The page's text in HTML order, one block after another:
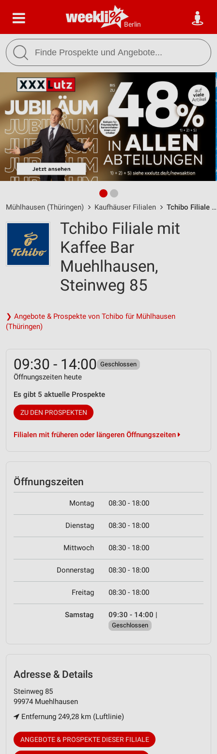
Berlin
Mühlhausen (Thüringen) Kaufhäuser Filialen Tchibo Filiale mit Kaffee Bar Muehlhausen / Steinweg 85 - Öffnungszeiten & Adresse
Tchibo Filiale mit
Kaffee Bar
Muehlhausen,
Steinweg 85
❯ Angebote & Prospekte von Tchibo für Mühlhausen
(Thüringen)
09:30 - 14:00 Geschlossen
Öffnungszeiten heute
Es gibt 5 aktuelle Prospekte
ZU DEN PROSPEKTEN
Filialen mit früheren oder längeren Öffnungszeiten
Öffnungszeiten
Montag 08:30 - 18:00
Dienstag 08:30 - 18:00
Mittwoch 08:30 - 18:00
Donnerstag 08:30 - 18:00
Freitag 08:30 - 18:00
Samstag 09:30 - 14:00 |
Geschlossen
Adresse & Details
Steinweg 85
99974 Muehlhausen
Entfernung 249,28 km (Luftlinie)
ANGEBOTE & PROSPEKTE DIESER FILIALE